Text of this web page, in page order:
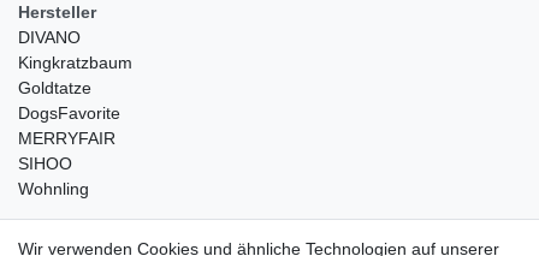
Hersteller
DIVANO
Kingkratzbaum
Goldtatze
DogsFavorite
MERRYFAIR
SIHOO
Wohnling
weitere Shops
Wir verwenden Cookies und ähnliche Technologien auf unserer